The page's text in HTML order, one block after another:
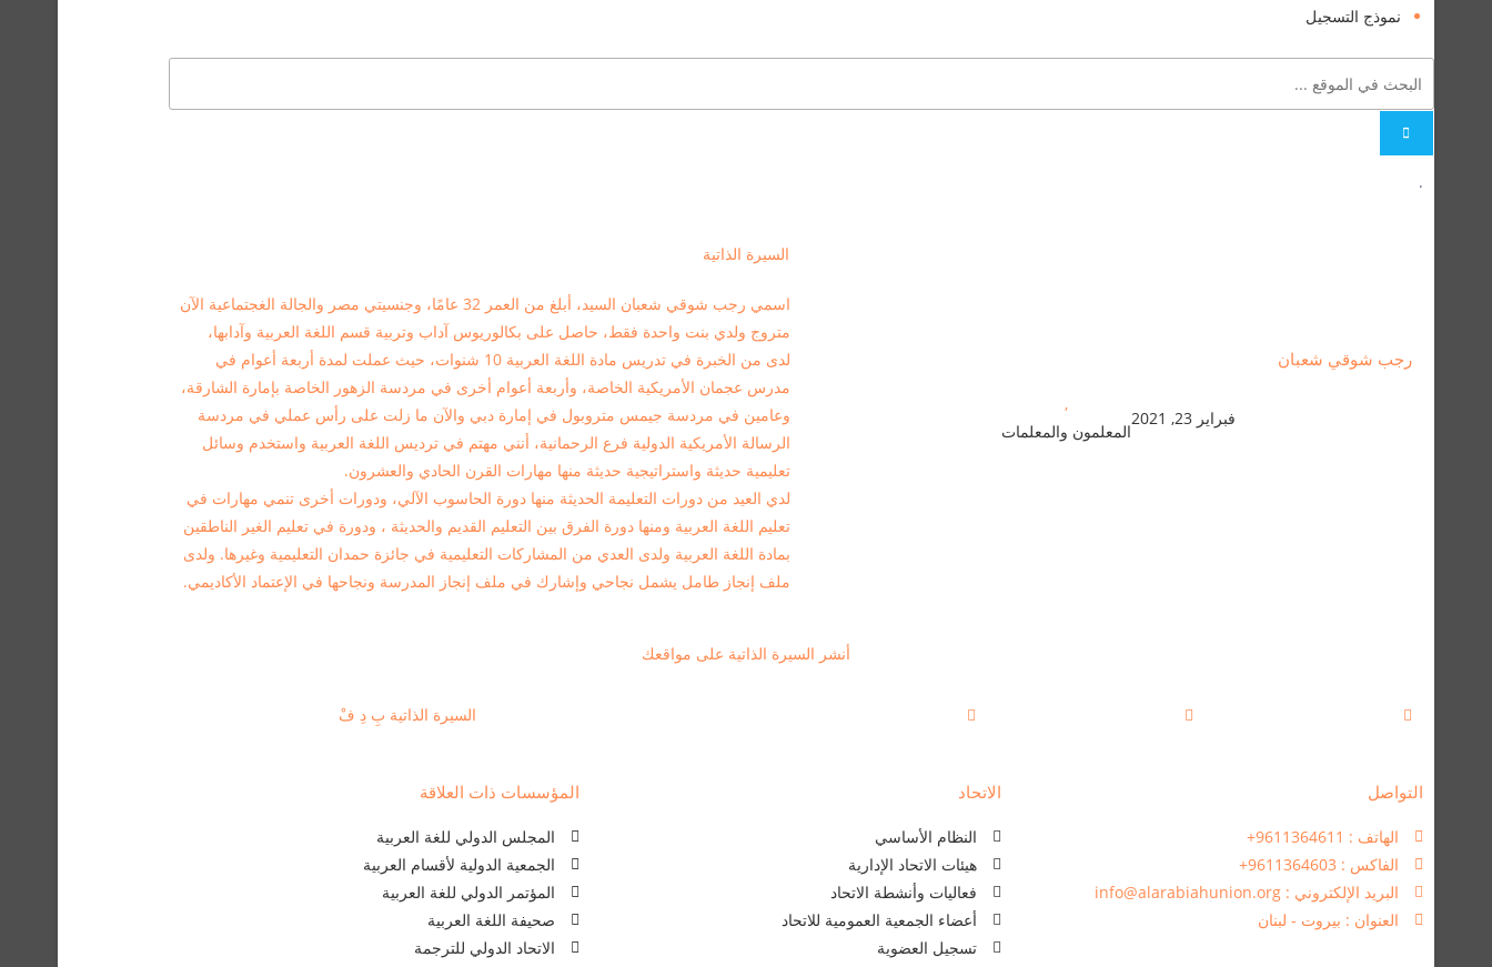
نموذج التسجيل
.
السيرة الذاتية
رجب شوقي شعبان
فبراير 23, 2021
,
المعلمون والمعلمات
اسمي رجب شوقي شعبان السيد، أبلغ من العمر 32 عامًا، وجنسيتي مصر والجالة الغجتماعية الآن
متروج ولدي بنت واحدة فقط، حاصل على بكالوريوس آداب وتربية قسم اللغة العربية وآدابها،
لدى من الخبرة في تدريس مادة اللغة العربية 10 شنوات، حيث عملت لمدة أربعة أعوام في
مدرس عجمان الأمريكية الخاصة، وأربعة أعوام أخرى في مردسة الزهور الخاصة بإمارة الشارقة،
وعامين في مردسة جيمس متروبول في إمارة دبي والآن ما زلت على رأس عملي في مردسة
الرسالة الأمريكية الدولية فرع الرحمانية، أنني مهتم في ترديس اللغة العربية واستخدم وسائل
تعليمية حديثة واستراتيجية حديثة منها مهارات القرن الحادي والعشرون.
لدي العيد من دورات التعليمة الحديثة منها دورة الحاسوب الآلي، ودورات أخرى تنمي مهارات في
تعليم اللغة العربية ومنها دورة الفرق بين التعليم القديم والحديثة ، ودورة في تعليم الغير الناطقين
بمادة اللغة العربية ولدى العدي من المشاركات التعليمية في جائزة حمدان التعليمية وغيرها. ولدى
ملف إنجاز طامل يشمل نجاحي وإشارك في ملف إنجاز المدرسة ونجاحها في الإعتماد الأكاديمي.
أنشر السيرة الذاتية على مواقعك
السيرة الذاتية بِ دِ فْ
التواصل
الهاتف : 9611364611+
الفاكس : 9611364603+
البريد الإلكتروني : info@alarabiahunion.org
العنوان : بيروت - لبنان
الاتحاد
النظام الأساسي
هيئات الاتحاد الإدارية
فعاليات وأنشطة الاتحاد
أعضاء الجمعية العمومية للاتحاد
تسجيل العضوية
المؤسسات ذات العلاقة
المجلس الدولي للغة العربية
الجمعية الدولية لأقسام العربية
المؤتمر الدولي للغة العربية
صحيفة اللغة العربية
الاتحاد الدولي للترجمة